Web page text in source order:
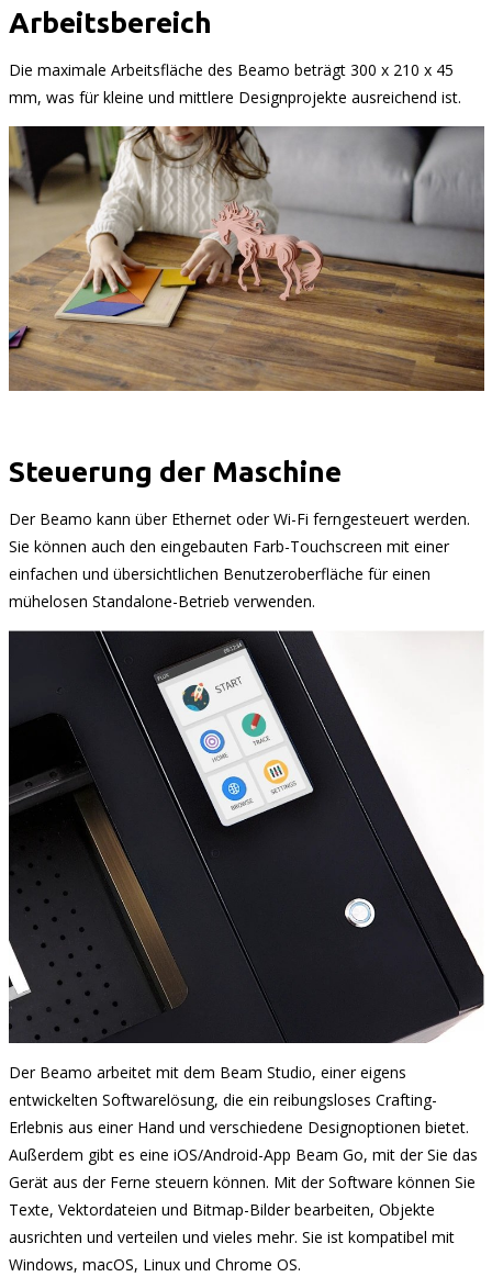
Arbeitsbereich
Die maximale Arbeitsfläche des Beamo beträgt 300 x 210 x 45
mm, was für kleine und mittlere Designprojekte ausreichend ist.
Steuerung der Maschine
Der Beamo kann über Ethernet oder Wi-Fi ferngesteuert werden.
Sie können auch den eingebauten Farb-Touchscreen mit einer
einfachen und übersichtlichen Benutzeroberfläche für einen
mühelosen Standalone-Betrieb verwenden.
Der Beamo arbeitet mit dem Beam Studio, einer eigens
entwickelten Softwarelösung, die ein reibungsloses Crafting-
Erlebnis aus einer Hand und verschiedene Designoptionen bietet.
Außerdem gibt es eine iOS/Android-App Beam Go, mit der Sie das
Gerät aus der Ferne steuern können. Mit der Software können Sie
Texte, Vektordateien und Bitmap-Bilder bearbeiten, Objekte
ausrichten und verteilen und vieles mehr. Sie ist kompatibel mit
Windows, macOS, Linux und Chrome OS.